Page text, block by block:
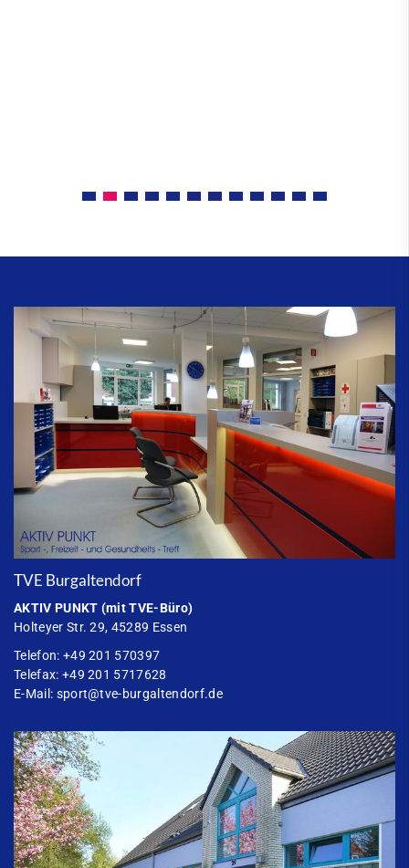
TVE Burgaltendorf
AKTIV PUNKT (mit TVE-Büro)
Holteyer Str. 29, 45289 Essen
Telefon: +49 201 570397
Telefax: +49 201 5717628
E-Mail: sport@tve-burgaltendorf.de